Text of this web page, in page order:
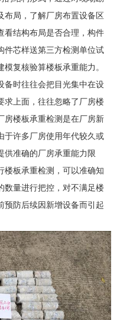
布局，了解厂房布置设备区
看结构布局是否合理，构件
件芯样送第三方检测单位试
复核验算楼板承重能力。
备时往往会把目光集中在设
求上面，往往忽略了厂房楼
房楼板承重检测是在厂房新
于许多厂房使用年代较久或
供准确的厂房承重能力限
楼板承重检测，可以准确知
数量进行把控，对不满足楼
预防后续因新增设备而引起